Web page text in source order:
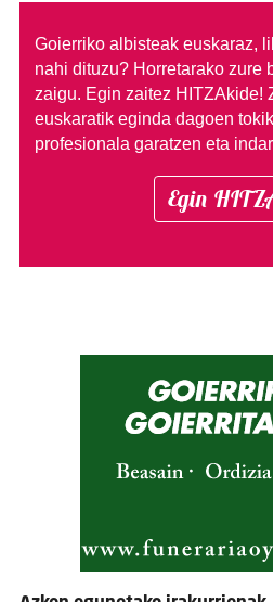
Goierriko albisteak euskaraz,
nahi dituzu? Horretarako zure
zaigu. Egin zaitez HITZAkide!
euskaratik eginda dagoen
profesionala garatzen eta
Egin